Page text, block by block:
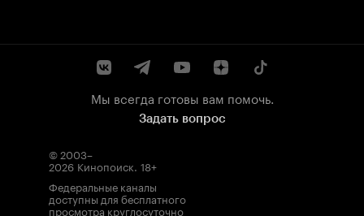
Мы всегда готовы вам помочь.
Задать вопрос
© 2003–
2026 Кинопоиск. 18+
Федеральные каналы
доступны для бесплатного
просмотра круглосуточно